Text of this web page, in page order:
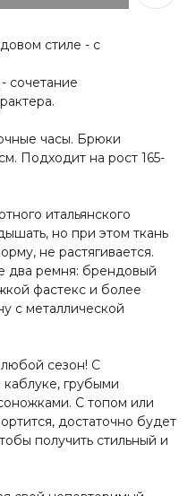
стиле - с
сочетание
часы. Брюки
Подходит на рост 165-
итальянского
но при этом ткань
не растягивается.
два ремня: брендовый
фастекс и более
с металлической
сезон! С
грубыми
С топом или
достаточно будет
получить стильный и